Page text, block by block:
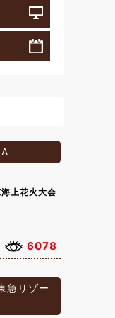
上花火大会
6078
急リゾー